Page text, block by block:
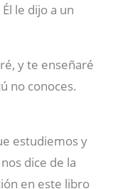
le dijo a un
y te enseñaré
no conoces.
estudiemos y
dice de la
en este libro